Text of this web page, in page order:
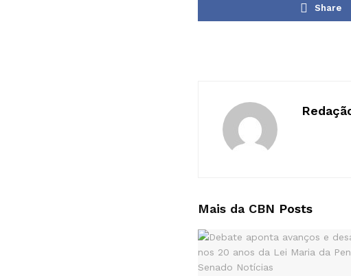
Share
Mais da CBN Posts